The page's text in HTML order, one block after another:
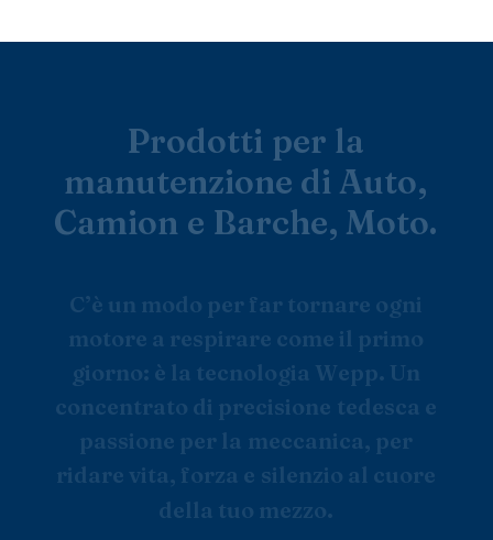
Prodotti per la
manutenzione di Auto,
Camion e Barche, Moto.
C’è un modo per far tornare ogni
motore a respirare come il primo
giorno: è la tecnologia Wepp. Un
concentrato di precisione tedesca e
passione per la meccanica, per
ridare vita, forza e silenzio al cuore
del la tuo mezzo.